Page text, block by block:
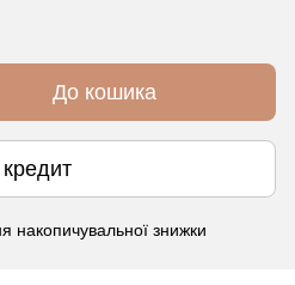
До кошика
накопичувальної знижки